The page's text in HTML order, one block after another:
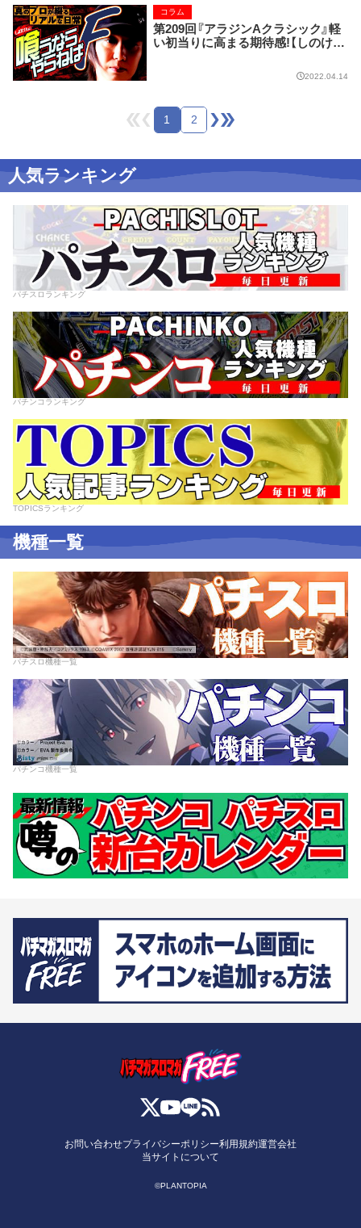
第209回『アラジンAクラシック』軽
い初当りに高まる期待感!【しのけん
コラム
2022.04.14
1 2
人気ランキング
パチスロランキング
パチンコランキング
TOPICSランキング
機種一覧
パチスロ機種一覧
パチンコ機種一覧
お問い合わせプライバシーポリシー利用規約運営会社
当サイトについて
©PLANTOPIA